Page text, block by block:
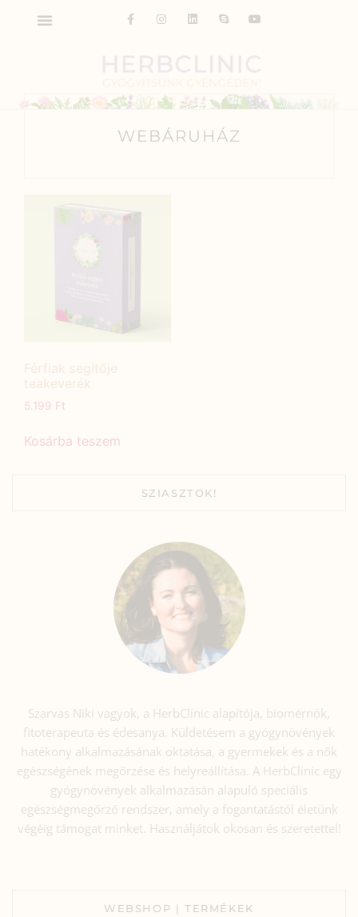
WEBÁRUHÁZ
5.199 Ft
Kosárba teszem
SZIASZTOK!
Szarvas Niki vagyok, a HerbClinic alapítója, biomérnök,
fitoterapeuta és édesanya. Küldetésem a gyógynövények
hatékony alkalmazásának oktatása, a gyermekek és a nők
egészségének megőrzése és helyreállítása. A HerbClinic egy
gyógynövények alkalmazásán alapuló speciális
egészségmegőrző rendszer, amely a fogantatástól életünk
végéig támogat minket. Használjátok okosan és szeretettel!
WEBSHOP | TERMÉKEK